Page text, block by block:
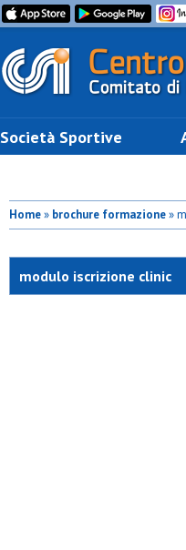
Società Sportive
Home» brochure formazione»
modulo iscrizione clinic